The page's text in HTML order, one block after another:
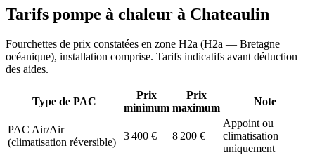
Tarifs pompe à chaleur à Chateaulin
Fourchettes de prix constatées en zone H2a (H2a — Bretagne
océanique), installation comprise. Tarifs indicatifs avant déduction
des aides.
Type de PAC
Prix
minimum
Prix
maximum
Note
PAC Air/Air
(climatisation réversible)
3 400 € 8 200 €
Appoint ou
climatisation
uniquement